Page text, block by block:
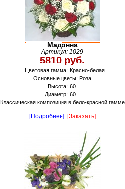
Мадонна
Артикул: 1029
5810 руб.
Цветовая гамма: Красно-белая
Основные цветы: Роза
Высота: 60
Диаметр: 60
Классическая композиция в бело-красной гамме
[Подробнее] [Заказать]